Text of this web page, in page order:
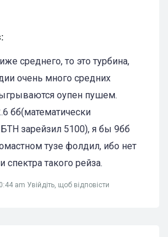
среднего, то это турбина,
очень много средних
оупен пушем.
бб(математически
БТН зарейзил 5100), я бы 9бб
тузе фолдил, ибо нет
такого рейза.
am Увійдіть, щоб відповісти